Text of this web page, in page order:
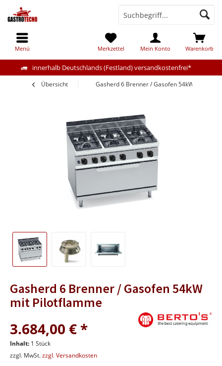
innerhalb Deutschlands (Festland) versandkostenfrei*
Warenkorb
Merkzettel Mein Konto
Menü
Übersicht Gasherd 6 Brenner / Gasofen 54kW mit
Gasherd 6 Brenner / Gasofen 54kW
mit Pilotflamme
3.684,00 € *
Inhalt: 1 Stück
zzgl. MwSt.zzgl. Versandkosten